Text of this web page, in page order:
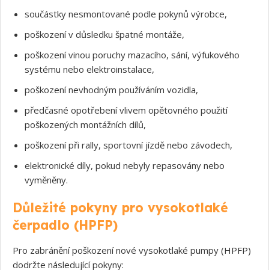
součástky nesmontované podle pokynů výrobce,
poškození v důsledku špatné montáže,
poškození vinou poruchy mazacího, sání, výfukového
systému nebo elektroinstalace,
poškození nevhodným používáním vozidla,
předčasné opotřebení vlivem opětovného použití
poškozených montážních dílů,
poškození při rally, sportovní jízdě nebo závodech,
elektronické díly, pokud nebyly repasovány nebo
vyměněny.
Důležité pokyny pro vysokotlaké
čerpadlo (HPFP)
Pro zabránění poškození nové vysokotlaké pumpy (HPFP)
dodržte následující pokyny: